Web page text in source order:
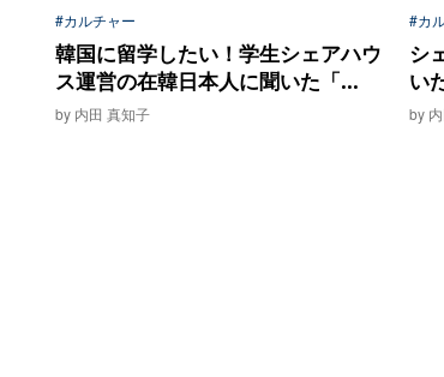
#カルチャー
韓国に留学したい！学生シェアハウ
ス運営の在韓日本人に聞いた「...
by 内田 真知子
#カ
シ
い
by